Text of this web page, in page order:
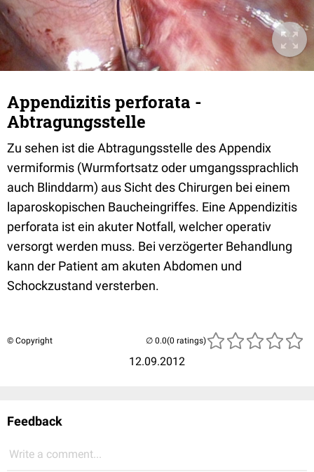
Appendizitis perforata -
Abtragungsstelle
Zu sehen ist die Abtragungsstelle des Appendix
vermiformis (Wurmfortsatz oder umgangssprachlich
auch Blinddarm) aus Sicht des Chirurgen bei einem
laparoskopischen Baucheingriffes. Eine Appendizitis
perforata ist ein akuter Notfall, welcher operativ
versorgt werden muss. Bei verzögerter Behandlung
kann der Patient am akuten Abdomen und
Schockzustand versterben.
© Copyright
12.09.2012
(0 ratings)
Feedback
Write a comment...